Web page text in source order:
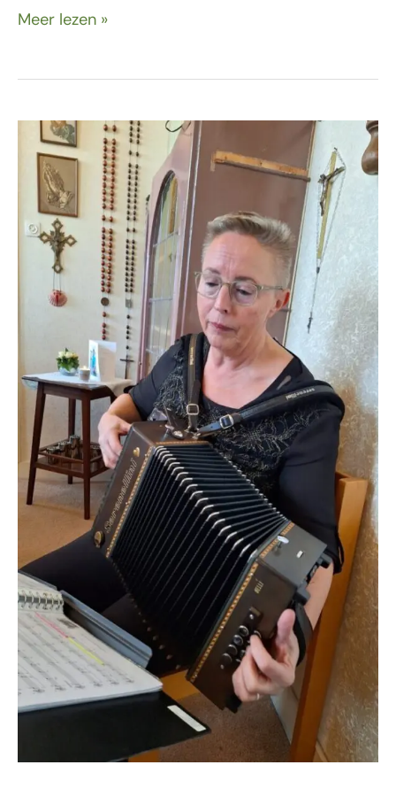
Meer lezen »
januari
Lekker
meezingen!